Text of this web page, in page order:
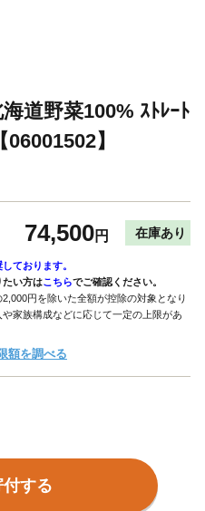
道野菜100% ｽﾄﾚｰﾄ
】
74,500円 在庫あり
ております。
たい方はこちらでご確認ください。
円を除いた全額が控除の対象となり
家族構成などに応じて一定の上限があ
額を調べる
付する